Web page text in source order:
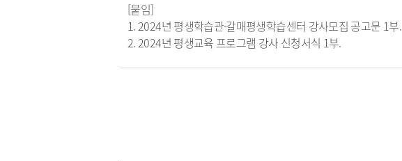
[붙임]
1. 2024년 평생학습관·갈매평생학습센터 강사모집 공고문 1부.
2. 2024년 평생교육 프로그램 강사 신청서식 1부.